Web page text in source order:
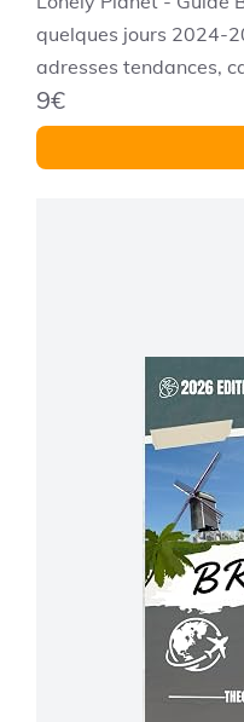
quelques jours 2024-
adresses tendances,
9€